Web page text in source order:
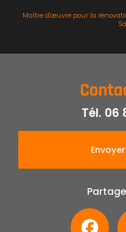
Maître d'œuvre pour la
Tél. 06